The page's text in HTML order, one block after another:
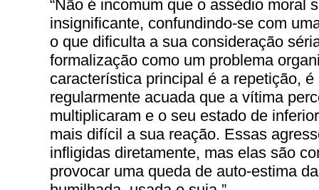
“Não é incomum que o assédio moral
insignificante, confundindo-se com
o que dificulta a sua consideração
formalização como um problema
característica principal é a repetição,
regularmente acuada que a vítima
multiplicaram e o seu estado de
mais difícil a sua reação. Essas
infligidas diretamente, mas elas são
provocar uma queda de auto-estima